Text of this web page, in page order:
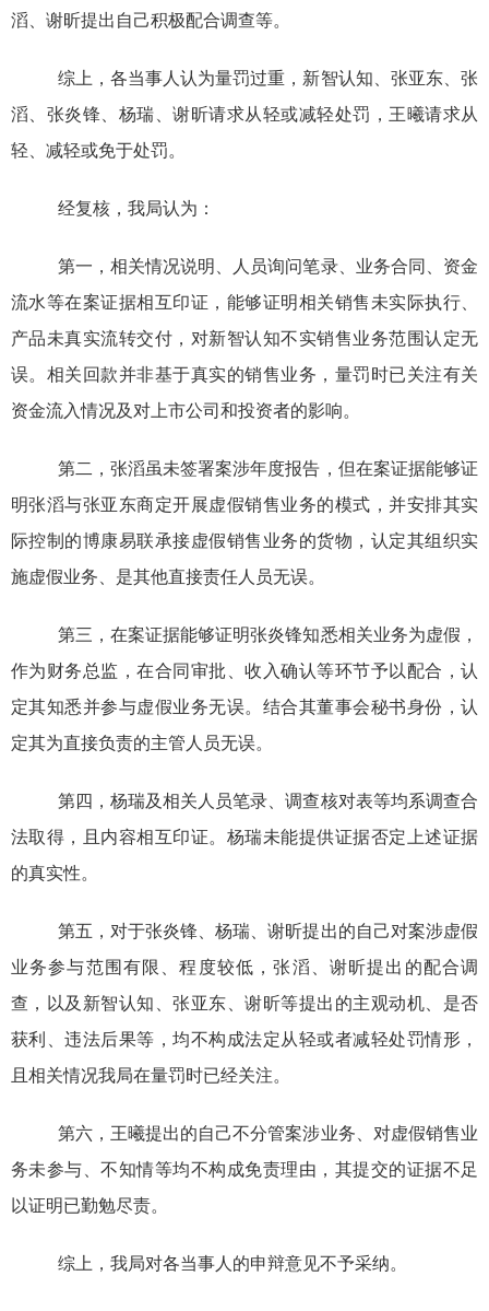
滔、谢昕提出自己积极配合调查等。
综上， 各当事人认为量罚过重， 新智认知、张亚东、张
滔、 张炎锋、 杨瑞、谢昕请求从轻或减轻处罚 ，王曦请求从
轻、 减轻或免于处罚。
经复核，我局认为：
第一， 相关情况说明、人员询问笔录、业务合同、资金
流水等在案证据相互印证，能够证明相关销售未实际执行、
产品未真实流转交付， 对新智认知不实销售业务范围认定无
误。 相关回款并非基于真实的销售业务 ， 量罚时已关注有关
资金流入情况及对上市公司和投资者的影响。
第二 ， 张滔虽未签署案涉年度报告， 但在案证据能够证
明张滔与张亚东商定开展虚假销售业务的模式，并安排其实
际控制的博康易联承接虚假销售业务的货物， 认定其组织实
施虚假业务、是其他直接责任人员无误。
第三 ， 在案证据能够证明张炎锋知悉相关业务为虚假，
作为财务总监，在合同 审批、收入确认等环节予以配合，认
定其知悉并参与虚假业务无误。结合其董事会秘书身份，认
定其为直接负责的主管人员无误。
第四，杨瑞及相关人员笔录、调查核对表等均系调查合
法取得，且内容相互印证。杨瑞未能提供证据否定上述证据
的真实性。
第五，对于张炎锋、杨瑞、谢昕提出的自己对案涉虚假
业务参与范围有限、程度较低，张滔 、谢昕提出的配合调
查，以及新智认知、张亚东、谢昕等提出的主观动机、是否
获利、违法后果等，均不构成法定从轻或者减轻处罚情形，
且相关情况我局在量罚时已经关注。
第六，王曦提出的自己不分管案涉业务、 对虚假销售业
务未参与、不知情等均不构成免责理由，其提交的证据不足
以证明已勤勉尽责。
综上，我局对各当事人的申辩意见不予采纳。